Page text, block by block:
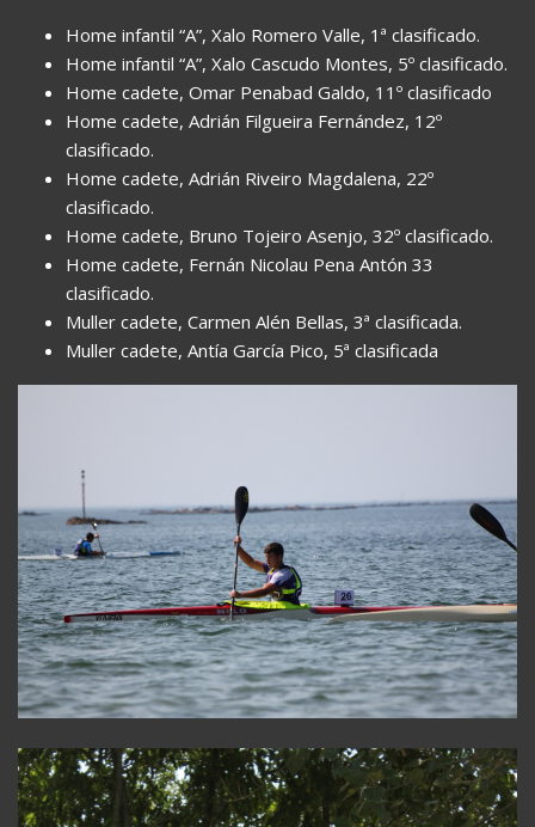
Home infantil “A”, Xalo Romero Valle, 1ª clasificado.
Home infantil “A”, Xalo Cascudo Montes, 5º clasificado.
Home cadete, Omar Penabad Galdo, 11º clasificado
Home cadete, Adrián Filgueira Fernández, 12º
clasificado.
Home cadete, Adrián Riveiro Magdalena, 22º
clasificado.
Home cadete, Bruno Tojeiro Asenjo, 32º clasificado.
Home cadete, Fernán Nicolau Pena Antón 33
clasificado.
Muller cadete, Carmen Alén Bellas, 3ª clasificada.
Muller cadete, Antía García Pico, 5ª clasificada